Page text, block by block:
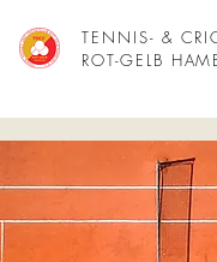
TENNIS- &
ROT-GELB